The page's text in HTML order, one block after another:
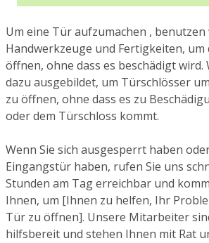
Um eine Tür aufzumachen ,
Handwerkzeuge und Fertigkeiten, um
öffnen, ohne dass es beschädigt wird.
dazu ausgebildet, um Türschlösser
zu öffnen, ohne dass es zu
oder dem Türschloss kommt.
Wenn Sie sich ausgesperrt haben
Eingangstür haben, rufen Sie uns
Stunden am Tag erreichbar und
Ihnen, um [Ihnen zu helfen, Ihr
Tür zu öffnen]. Unsere Mitarbeiter
hilfsbereit und stehen Ihnen mit Rat